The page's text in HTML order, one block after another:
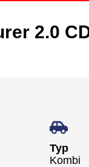
2.0
Typ
Kombi